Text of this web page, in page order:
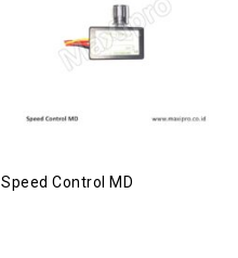
Speed Control MD